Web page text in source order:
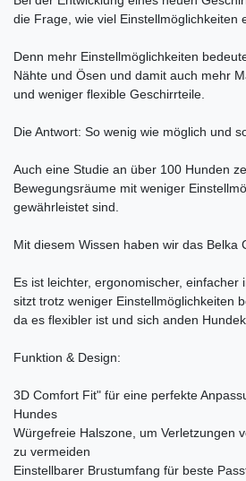
die Frage, wie viel Einstellmöglichkeiten
Denn mehr Einstellmöglichkeiten
Nähte und Ösen und damit auch mehr
und weniger flexible Geschirrteile.
Die Antwort: So wenig wie möglich und
Auch eine Studie an über 100 Hunden
Bewegungsräume mit weniger
gewährleistet sind.
Mit diesem Wissen haben wir das Belka
Es ist leichter, ergonomischer, einfacher
sitzt trotz weniger Einstellmöglichkeiten
da es flexibler ist und sich anden
Funktion & Design:
3D Comfort Fit" für eine perfekte
Hundes
Würgefreie Halszone, um Verletzungen
zu vermeiden
Einstellbarer Brustumfang für beste